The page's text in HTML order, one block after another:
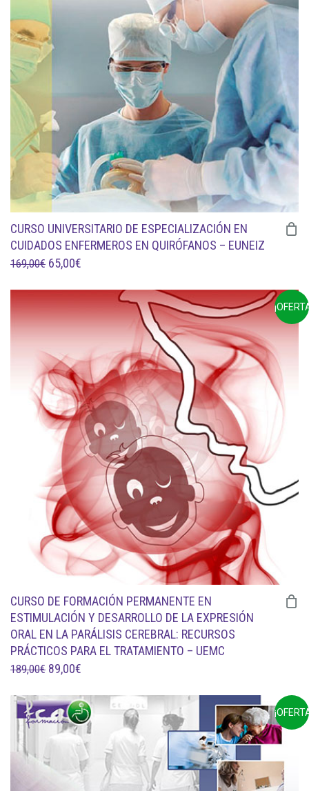
CURSO UNIVERSITARIO DE ESPECIALIZACIÓN EN
CUIDADOS ENFERMEROS EN QUIRÓFANOS – EUNEIZ
169,00€ EL
ORIGINAL
ERA:
65,00€
ACTUAL
ES:
CURSO DE FORMACIÓN PERMANENTE EN
ESTIMULACIÓN Y DESARROLLO DE LA EXPRESIÓN
ORAL EN LA PARÁLISIS CEREBRAL: RECURSOS
PRÁCTICOS PARA EL TRATAMIENTO – UEMC
189,00€ EL
ORIGINAL
ERA:
189,00€.
89,00€
ACTUAL
ES:
89,00€.